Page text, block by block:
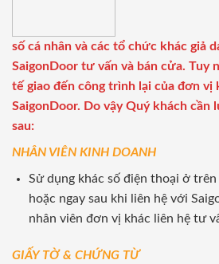
số cá nhân và các tổ chức khác giả
SaigonDoor tư vấn và bán cửa. Tuy
tế giao đến công trình lại của đơn vị
SaigonDoor. Do vậy Quý khách cần
sau:
NHÂN VIÊN KINH DOANH
Sử dụng khác số điện thoại ở
hoặc ngay sau khi liên hệ với
nhân viên đơn vị khác liên hệ tư
GIẤY TỜ & CHỨNG TỪ